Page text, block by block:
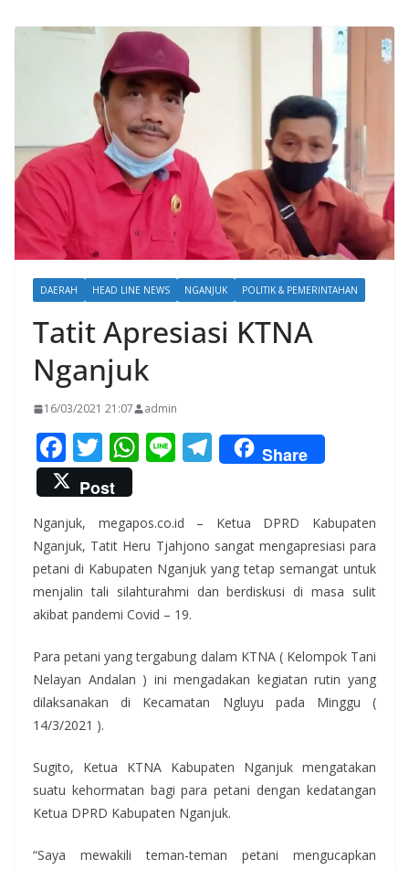
DAERAH HEAD LINE NEWS NGANJUK POLITIK & PEMERINTAHAN
Tatit Apresiasi KTNA
Nganjuk
16/03/2021 21:07 admin
F
ac
e
b
o
o
k
T
w
itt
er
W
s
A
p
p
Li T
el
gr
a
m
Share
Post
Nganjuk, megapos.co.id – Ketua DPRD Kabupaten
Nganjuk, Tatit Heru Tjahjono sangat mengapresiasi para
petani di Kabupaten Nganjuk yang tetap semangat untuk
menjalin tali silahturahmi dan berdiskusi di masa sulit
akibat pandemi Covid – 19.
Para petani yang tergabung dalam KTNA ( Kelompok Tani
Nelayan Andalan ) ini mengadakan kegiatan rutin yang
dilaksanakan di Kecamatan Ngluyu pada Minggu (
14/3/2021 ).
Sugito, Ketua KTNA Kabupaten Nganjuk mengatakan
suatu kehormatan bagi para petani dengan kedatangan
Ketua DPRD Kabupaten Nganjuk.
“Saya mewakili teman-teman petani mengucapkan